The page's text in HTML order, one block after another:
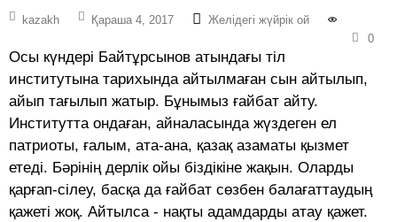
kazakh Қараша 4, 2017
Желідегі жүйрік ой
0
Осы күндері Байтұрсынов атындағы тіл
институтына тарихында айтылмаған сын айтылып,
айып тағылып жатыр. Бұнымыз ғайбат айту.
Институтта ондаған, айналасында жүздеген ел
патриоты, ғалым, ата-ана, қазақ азаматы қызмет
етеді. Бəрінің дерлік ойы біздікіне жақын. Оларды
қарғап-сілеу, басқа да ғайбат сөзбен балағаттаудың
қажеті жоқ. Айтылса - нақты адамдарды атау қажет.